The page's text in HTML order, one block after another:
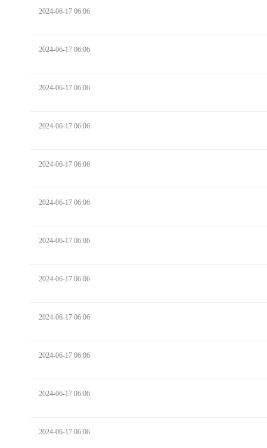
2024-06-17 06:06
2024-06-17 06:06
2024-06-17 06:06
2024-06-17 06:06
2024-06-17 06:06
2024-06-17 06:06
2024-06-17 06:06
2024-06-17 06:06
2024-06-17 06:06
2024-06-17 06:06
2024-06-17 06:06
2024-06-17 06:06